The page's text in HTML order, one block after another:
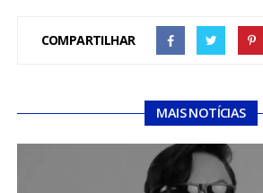
COMPARTILHAR
MAIS NOTÍCIAS